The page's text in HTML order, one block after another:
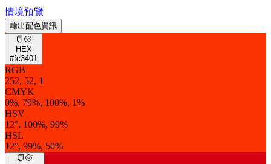
情境預覽
輸出配色資訊
HEX
#fc3401
RGB
252, 52, 1
CMYK
0%, 79%, 100%, 1%
HSV
12°, 100%, 99%
HSL
12°, 99%, 50%